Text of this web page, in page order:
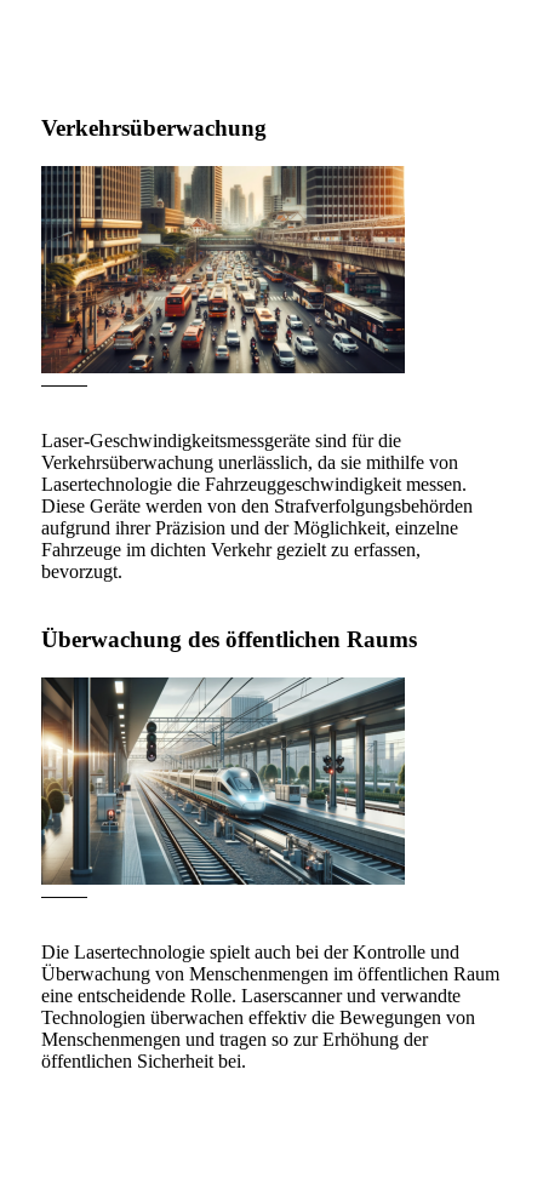
Verkehrsüberwachung
Laser-Geschwindigkeitsmessgeräte sind für die
Verkehrsüberwachung unerlässlich, da sie mithilfe von
Lasertechnologie die Fahrzeuggeschwindigkeit messen.
Diese Geräte werden von den Strafverfolgungsbehörden
aufgrund ihrer Präzision und der Möglichkeit, einzelne
Fahrzeuge im dichten Verkehr gezielt zu erfassen,
bevorzugt.
Überwachung des öffentlichen Raums
Die Lasertechnologie spielt auch bei der Kontrolle und
Überwachung von Menschenmengen im öffentlichen Raum
eine entscheidende Rolle. Laserscanner und verwandte
Technologien überwachen effektiv die Bewegungen von
Menschenmengen und tragen so zur Erhöhung der
öffentlichen Sicherheit bei.